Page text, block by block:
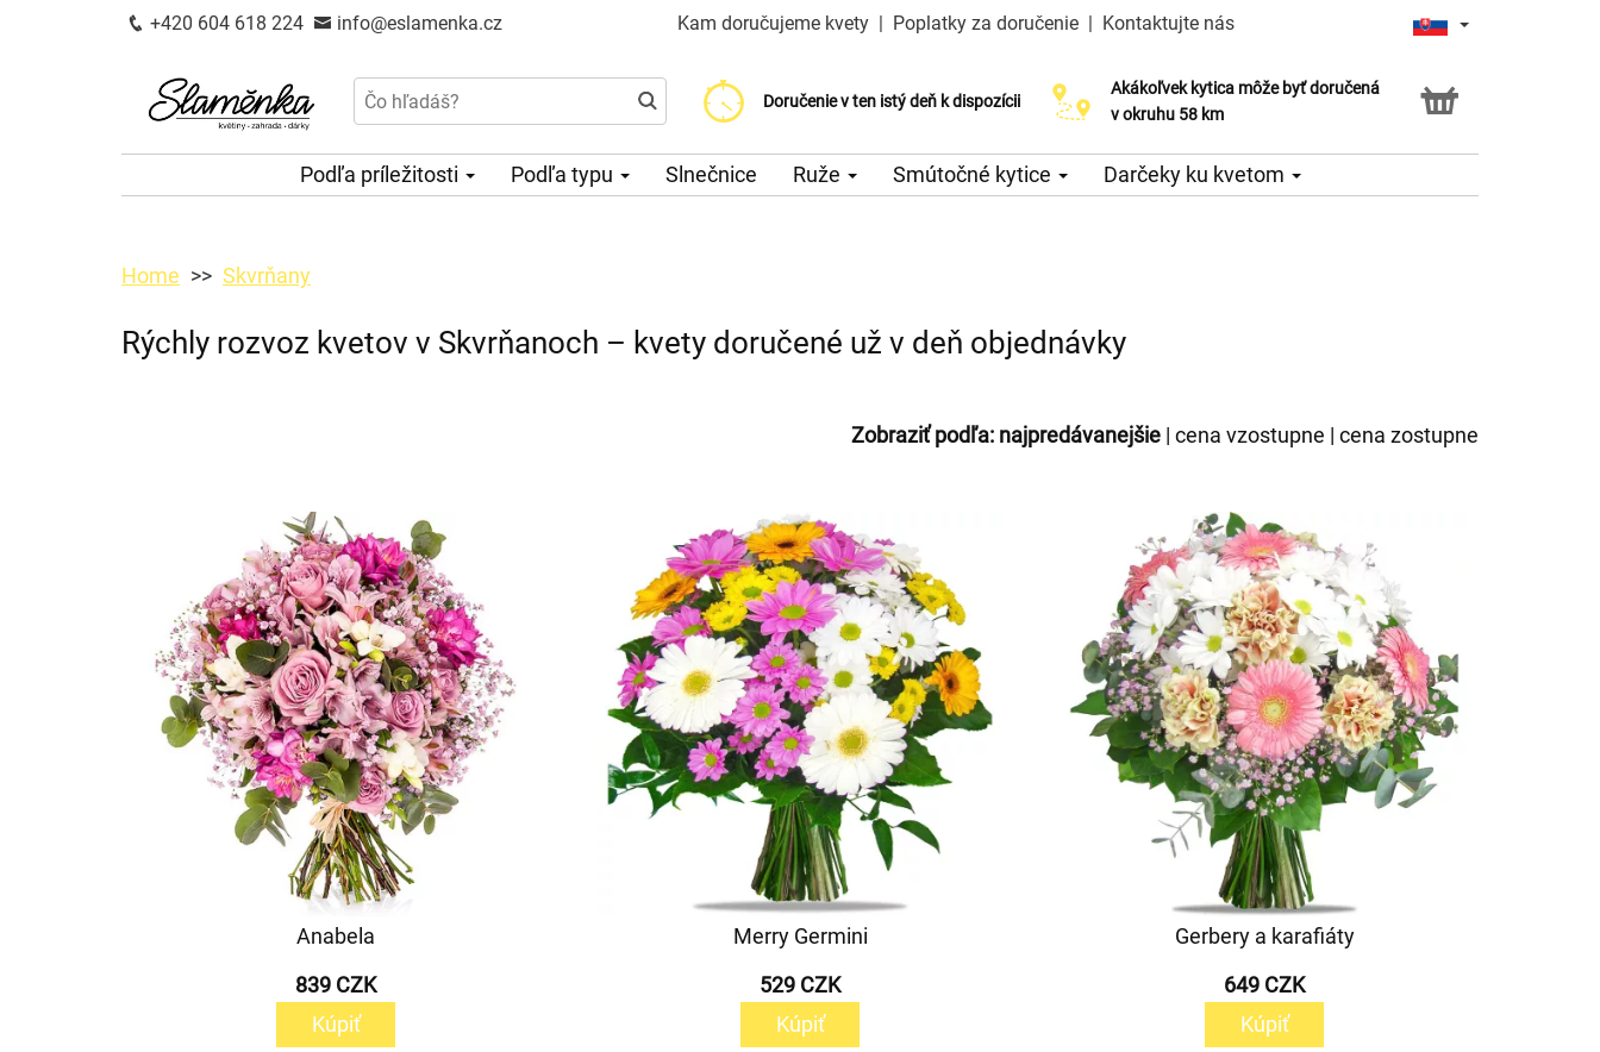
+420 604 618 224 info@eslamenka.cz Kam doručujeme kvety | Poplatky za doručenie | Kontaktujte nás
Doručenie v ten istý deň k dispozícii
Poplatok za doručenie od 200 CZK
Vyberte si dátum doručenia
Akákoľvek kytica môže byť doručená
v okruhu 58 km
Podľa príležitosti Podľa typu Slnečnice Ruže Smútočné kytice Darčeky ku kvetom
Home Skvrňany
Rýchly rozvoz kvetov v Skvrňanoch – kvety doručené už v deň objednávky
Zobraziť podľa: najpredávanejšie | cena vzostupne | cena zostupne
Anabela
839 CZK
Kúpiť
Merry Germini
529 CZK
Kúpiť
Gerbery a karafiáty
649 CZK
Kúpiť